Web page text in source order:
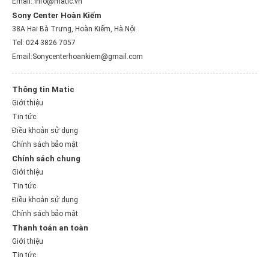
Sony Center Hoàn Kiếm
38A Hai Bà Trưng, Hoàn Kiếm, Hà Nội
Tel: 024 3826 7057
Email:Sonycenterhoankiem@gmail.com
Thông tin Matic
Giới thiệu
Tin tức
Điều khoản sử dụng
Chính sách bảo mật
Chính sách chung
Giới thiệu
Tin tức
Điều khoản sử dụng
Chính sách bảo mật
Thanh toán an toàn
Giới thiệu
Tin tức